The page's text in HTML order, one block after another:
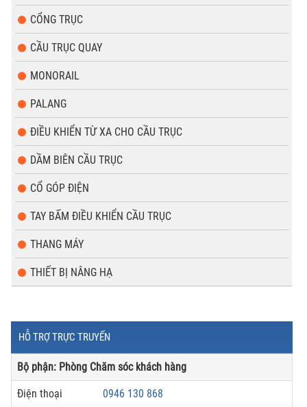
CỔNG TRỤC
CẦU TRỤC QUAY
MONORAIL
PALANG
ĐIỀU KHIỂN TỪ XA CHO CẦU TRỤC
DẦM BIÊN CẦU TRỤC
CỔ GÓP ĐIỆN
TAY BẤM ĐIỀU KHIỂN CẦU TRỤC
THANG MÁY
THIẾT BỊ NÂNG HẠ
HỖ TRỢ TRỰC TRUYẾN
Bộ phận: Phòng Chăm sóc khách hàng
Điện thoại 0946 130 868